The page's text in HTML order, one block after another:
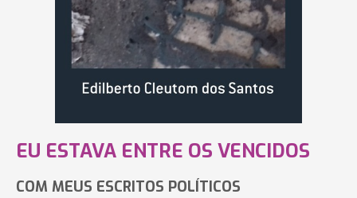
EU ESTAVA ENTRE OS VENCIDOS
COM MEUS ESCRITOS POLÍTICOS